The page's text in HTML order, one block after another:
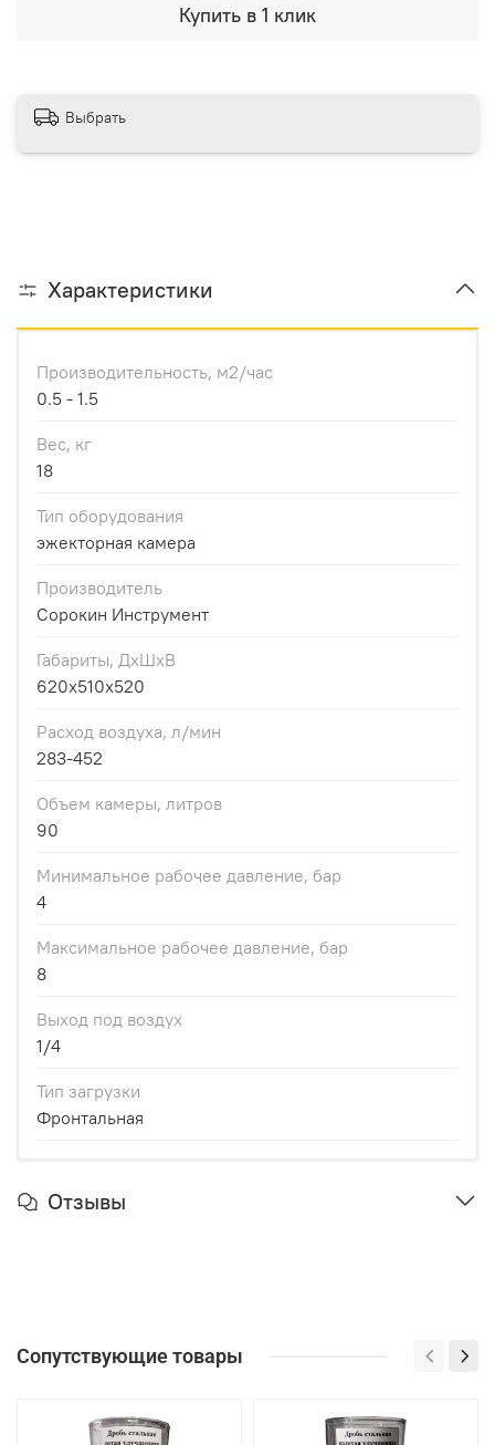
Купить в 1 клик
Выбрать
Характеристики
Производительноcть, м2/час
0.5 - 1.5
Вес, кг
18
Тип оборудования
эжекторная камера
Производитель
Сорокин Инструмент
Габариты, ДхШхВ
620x510x520
Расход воздуха, л/мин
283-452
Объем камеры, литров
90
Минимальное рабочее давление, бар
4
Максимальное рабочее давление, бар
8
Выход под воздух
1/4
Тип загрузки
Фронтальная
Отзывы
Сопутствующие товары